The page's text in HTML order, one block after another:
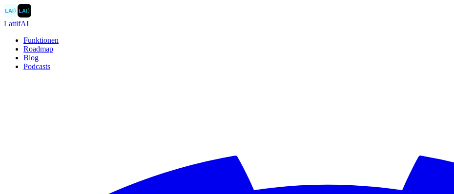
LAI〉LAI〉
LattifAI
Funktionen
Roadmap
Blog
Podcasts